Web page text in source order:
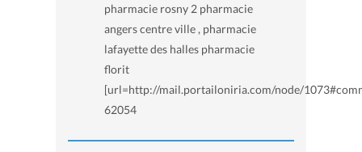
pharmacie rosny 2 pharmacie
angers centre ville , pharmacie
lafayette des halles pharmacie
florit
[url=http://mail.portailoniria.com/node/
62054